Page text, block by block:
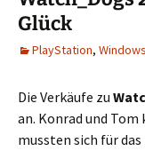
Glück
PlayStation, Windows
Die Verkäufe zu
an. Konrad und Tom
mussten sich für